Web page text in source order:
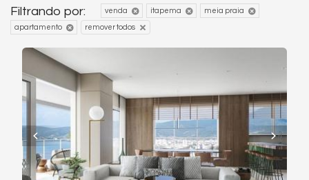
Filtrando por: venda itapema meia praia
apartamento remover todos